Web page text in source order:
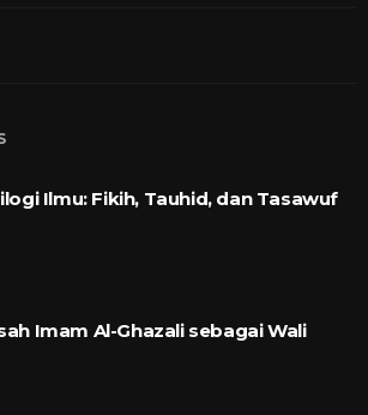
Ilmu: Fikih, Tauhid, dan Tasawuf
Imam Al-Ghazali sebagai Wali